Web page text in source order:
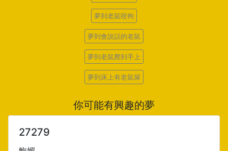
夢到老鼠咬狗
夢到會說話的老鼠
夢到老鼠爬到手上
夢到床上有老鼠屎
你可能有興趣的夢
27279